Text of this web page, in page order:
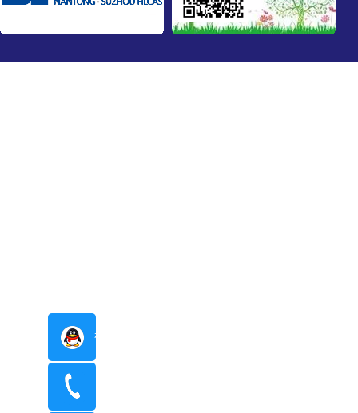
在线咨询